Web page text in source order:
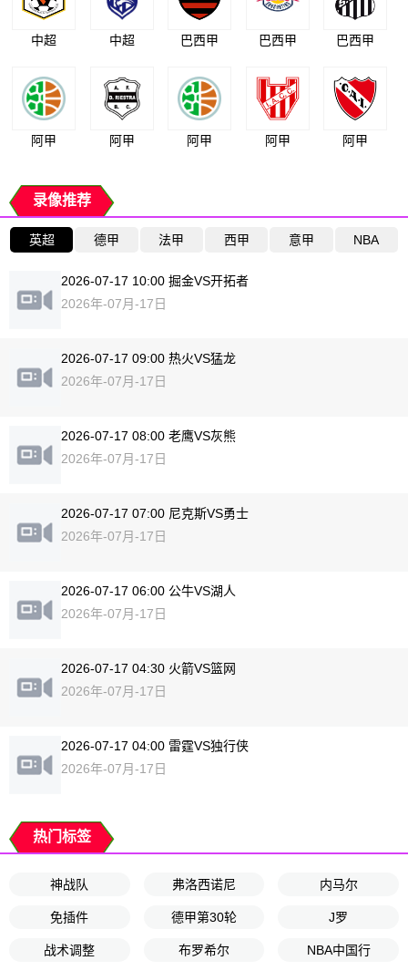
中超 中超 巴西甲 巴西甲 巴西甲
阿甲 阿甲 阿甲 阿甲 阿甲
录像推荐
英超 德甲 法甲 西甲 意甲 NBA
2026-07-17 10:00 掘金VS开拓者
2026年-07月-17日
2026-07-17 09:00 热火VS猛龙
2026年-07月-17日
2026-07-17 08:00 老鹰VS灰熊
2026年-07月-17日
2026-07-17 07:00 尼克斯VS勇士
2026年-07月-17日
2026-07-17 06:00 公牛VS湖人
2026年-07月-17日
2026-07-17 04:30 火箭VS篮网
2026年-07月-17日
2026-07-17 04:00 雷霆VS独行侠
2026年-07月-17日
热门标签
神战队 弗洛西诺尼 内马尔
免插件 德甲第30轮 J罗
战术调整 布罗希尔 NBA中国行